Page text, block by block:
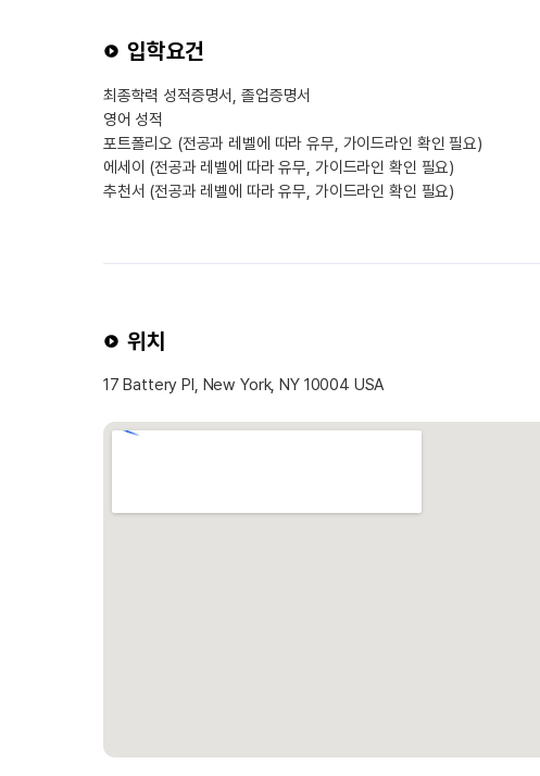
입학요건
최종학력 성적증명서, 졸업증명서
영어 성적
포트폴리오 (전공과 레벨에 따라 유무, 가이드라인 확인 필요)
에세이 (전공과 레벨에 따라 유무, 가이드라인 확인 필요)
추천서 (전공과 레벨에 따라 유무, 가이드라인 확인 필요)
위치
17 Battery Pl, New York, NY 10004 USA